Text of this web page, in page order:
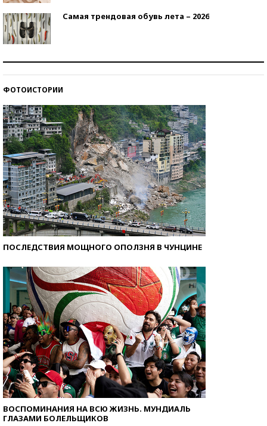
Самая трендовая обувь лета – 2026
ФОТОИСТОРИИ
ПОСЛЕДСТВИЯ МОЩНОГО ОПОЛЗНЯ В ЧУНЦИНЕ
ВОСПОМИНАНИЯ НА ВСЮ ЖИЗНЬ. МУНДИАЛЬ
ГЛАЗАМИ БОЛЕЛЬЩИКОВ